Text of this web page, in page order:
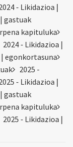
- Likidazioa |
gastuak
kapituluka
2024 - Likidazioa |
egonkortasuna
2025 -
- Likidazioa |
gastuak
kapituluka
2025 - Likidazioa |